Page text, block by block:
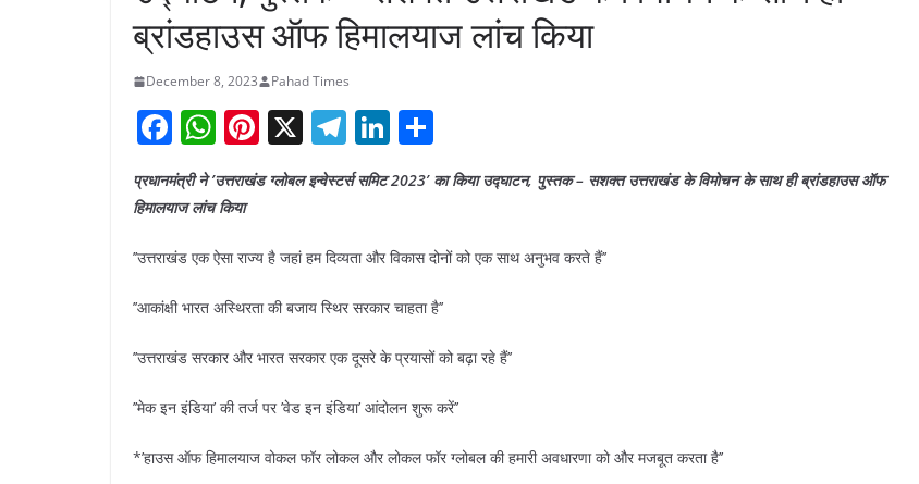
ब्रांडहाउस ऑफ हिमालयाज लांच किया
December 8, 2023 Pahad Times
F
a
c
b
o
k
W
at
A
p
Pi
nt
er
st
X T
el
e
a
m
Li
k
dI
n
ar
प्रधानमंत्री ने ’उत्तराखंड ग्लोबल इन्वेस्टर्स समिट 2023’ का किया उद्घाटन, पुस्तक – सशक्त उत्तराखंड के विमोचन के साथ ही ब्रांडहाउस ऑफ
हिमालयाज लांच किया
’’उत्तराखंड एक ऐसा राज्य है जहां हम दिव्यता और विकास दोनों को एक साथ अनुभव करते हैं’’
’’आकांक्षी भारत अस्थिरता की बजाय स्थिर सरकार चाहता है’’
’’उत्तराखंड सरकार और भारत सरकार एक दूसरे के प्रयासों को बढ़ा रहे हैं’’
’’मेक इन इंडिया’ की तर्ज पर ’वेड इन इंडिया’ आंदोलन शुरू करें’’
*’हाउस ऑफ हिमालयाज वोकल फॉर लोकल और लोकल फॉर ग्लोबल की हमारी अवधारणा को और मजबूत करता है’’